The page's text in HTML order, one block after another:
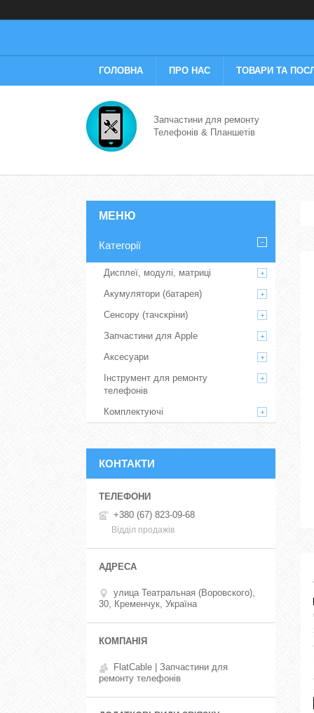
ГОЛОВНА ПРО НАС ТОВАРИ ТА
Запчастини для ремонту
Телефонів & Планшетів
Категорії
Дисплеї, модулі, матриці
Акумулятори (батарея)
Сенсору (тачскріни)
Запчастини для Apple
Аксесуари
Інструмент для ремонту
телефонів
Комплектуючі
КОНТАКТИ
+380 (67) 823-09-68
Відділ продажів
улица Театральная (Воровского),
30, Кременчук, Україна
FlatCable | Запчастини для
ремонту телефонів